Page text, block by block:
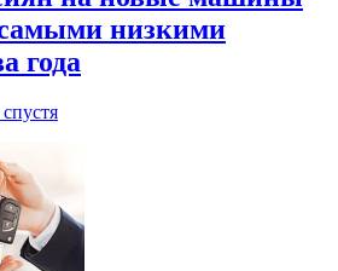
самыми низкими
года